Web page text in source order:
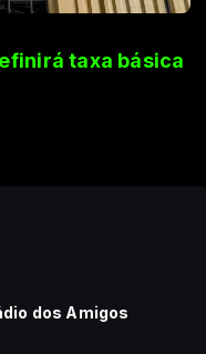
taxa básica
dos Amigos